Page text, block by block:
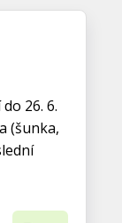
26. 6.
(šunka,